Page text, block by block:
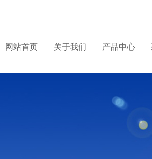
网站首页 关于我们 产品中心